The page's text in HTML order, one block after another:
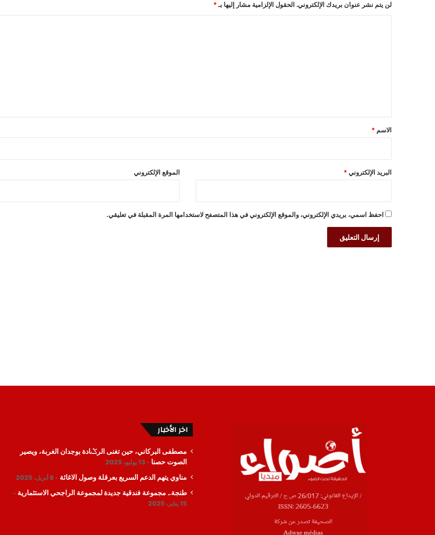
لن يتم نشر عنوان بريدك الإلكتروني. الحقول الإلزامية مشار إليها بـ *
*
الاسم *
البريد الإلكتروني * الموقع الإلكتروني
احفظ اسمي، بريدي الإلكتروني، والموقع الإلكتروني في هذا المتصفح لاستخدامها المرة المقبلة في تعليقي.
اخر الأخبار
مصطفى البركاني، حين تغنى الرݣادة بوجدان الغربة، ويصير
الصوت حصنا
13 يوليو، 2025
مناوي يتهم الدعم السريع بعرقلة وصول الاغاثة 8 أبريل، 2025
طنجة.. مجموعة فندقية جديدة لمجموعة الراجحي الاستثمارية
15 يناير، 2025